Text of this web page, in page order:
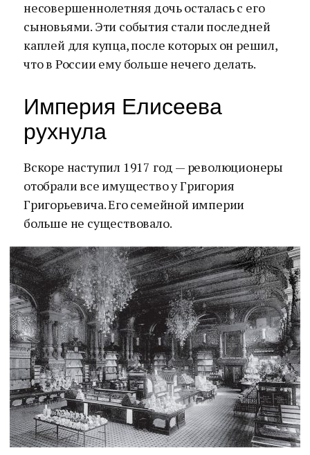
несовершеннолетняя дочь осталась с его
сыновьями. Эти события стали последней
каплей для купца, после которых он решил,
что в России ему больше нечего делать.
Империя Елисеева
рухнула
Вскоре наступил 1917 год — революционеры
отобрали все имущество у Григория
Григорьевича. Его семейной империи
больше не существовало.